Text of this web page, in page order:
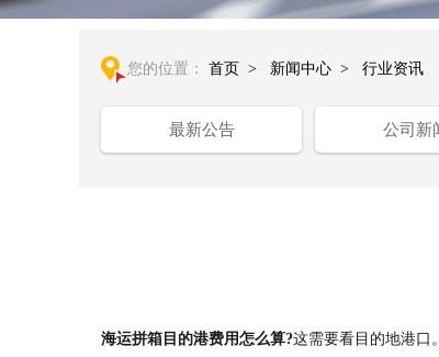
您的位置： 首页 > 新闻中心 > 行业资讯
最新公告 公司新
海运拼箱目的港费用怎么算?这需要看目的地港口